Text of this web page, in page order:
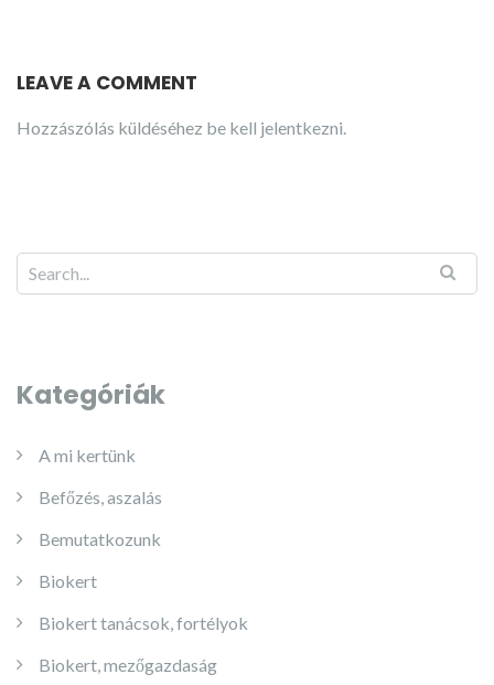
LEAVE A COMMENT
Hozzászólás küldéséhez be kell jelentkezni.
Kategóriák
A mi kertünk
Befőzés, aszalás
Bemutatkozunk
Biokert
Biokert tanácsok, fortélyok
Biokert, mezőgazdaság